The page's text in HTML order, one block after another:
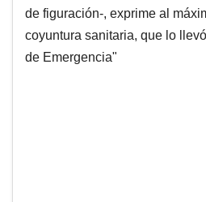
de figuración-, exprime al
coyuntura sanitaria, que lo
de Emergencia"